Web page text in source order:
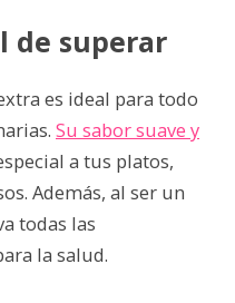
de superar
es ideal para todo
Su sabor suave y
a tus platos,
Además, al ser un
todas las
la salud.